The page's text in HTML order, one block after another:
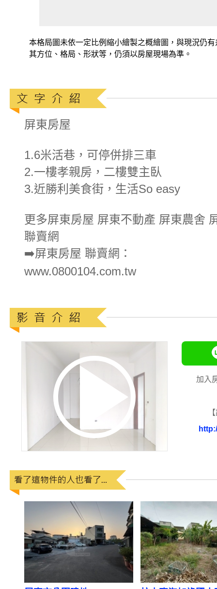
本格局圖未依一定比例縮小繪製之概繪圖，與現況仍有
其方位、格局、形狀等，仍須以房屋現場為準。
屏東房屋
1.6米活巷，可停併排三車
2.一樓孝親房，二樓雙主臥
3.近勝利美食街，生活So easy
更多屏東房屋 屏東不動產 屏東農舍
聯賣網
➡️屏東房屋 聯賣網：
www.0800104.com.tw
加入